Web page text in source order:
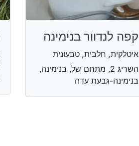
קפה לנדוור בנימינה
איטלקית, חלבית, טבעונית
השריג 2, מתחם של, בנימינה,
בנימינה-גבעת עדה